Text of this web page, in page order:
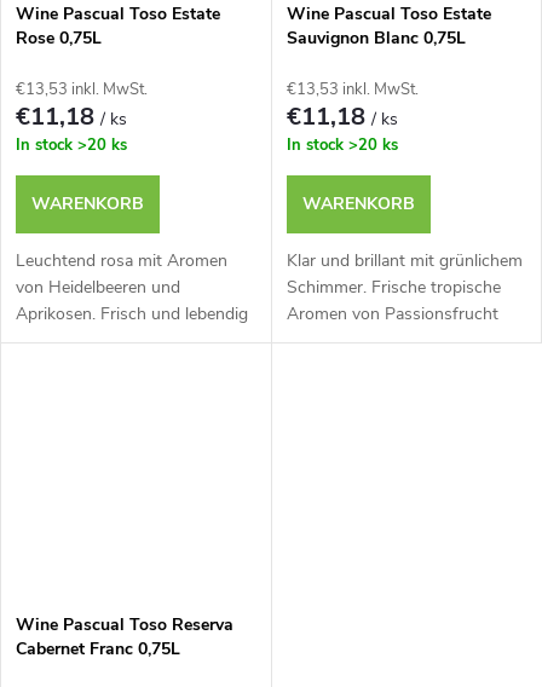
Wine Pascual Toso Estate
Rose 0,75L
€13,53 inkl. MwSt.
€11,18/ ks
In stock >20 ks
WARENKORB
Leuchtend rosa mit Aromen
von Heidelbeeren und
Aprikosen. Frisch und lebendig
mit knackiger Säure.
Wine Pascual Toso Estate
Sauvignon Blanc 0,75L
€13,53 inkl. MwSt.
€11,18/ ks
In stock >20 ks
WARENKORB
Klar und brillant mit grünlichem
Schimmer. Frische tropische
Aromen von Passionsfrucht
und Melone.
Wine Pascual Toso Reserva
Cabernet Franc 0,75L